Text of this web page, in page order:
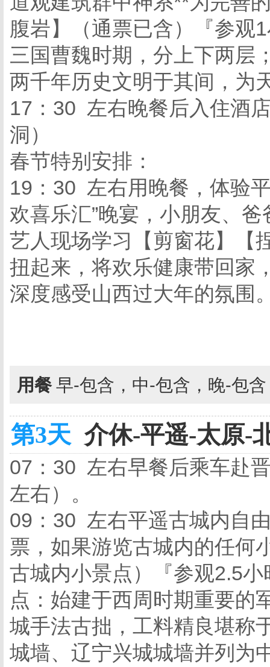
腹岩】（通票已含）『参观
三国曹魏时期，分上下两层
两千年历史文明于其间，为
17：30 左右晚餐后入住酒
洞）
春节特别安排：
19：30 左右用晚餐，体验
欢喜乐汇”晚宴，小朋友、
艺人现场学习【剪窗花】【
扭起来，将欢乐健康带回家
深度感受山西过大年的氛围
用餐 早-包含，中-包含，晚-包
第3天 介休-平遥-太原-
07：30 左右早餐后乘车赴
左右）。
09：30 左右平遥古城内自
票，如果游览古城内的任何
古城内小景点）『参观2.5
点：始建于西周时期重要
城手法古拙，工料精良堪称
城墙、辽宁兴城城墙并列为